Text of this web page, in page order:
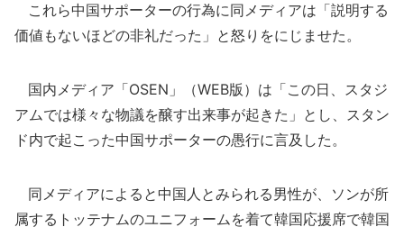
これら中国サポーターの行為に同メディアは「説明する
価値もないほどの非礼だった」と怒りをにじませた。
国内メディア「OSEN」（WEB版）は「この日、スタジ
アムでは様々な物議を醸す出来事が起きた」とし、スタン
ド内で起こった中国サポーターの愚行に言及した。
同メディアによると中国人とみられる男性が、ソンが所
属するトッテナムのユニフォームを着て韓国応援席で韓国